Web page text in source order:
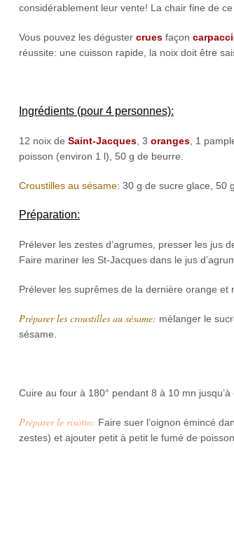
considérablement leur vente! La chair fine de
Vous pouvez les déguster cruesfaçon
réussite: une cuisson rapide, la noix doit être
Ingrédients (pour 4 personnes):
12 noix de Saint-Jacques, 3 oranges, 1
poisson (environ 1 l), 50 g de beurre.
Croustilles au sésame: 30 g de sucre glace, 50
Préparation:
Prélever les zestes d’agrumes, presser les jus
Faire mariner les St-Jacques dans le jus
Prélever les suprêmes de la dernière orange et
Préparer les croustilles au sésame: mélanger le
sésame.
Cuire au four à 180° pendant 8 à 10 mn jusqu’à
Préparer le risotto: Faire suer l’oignon émincé
zestes) et ajouter petit à petit le fumé de